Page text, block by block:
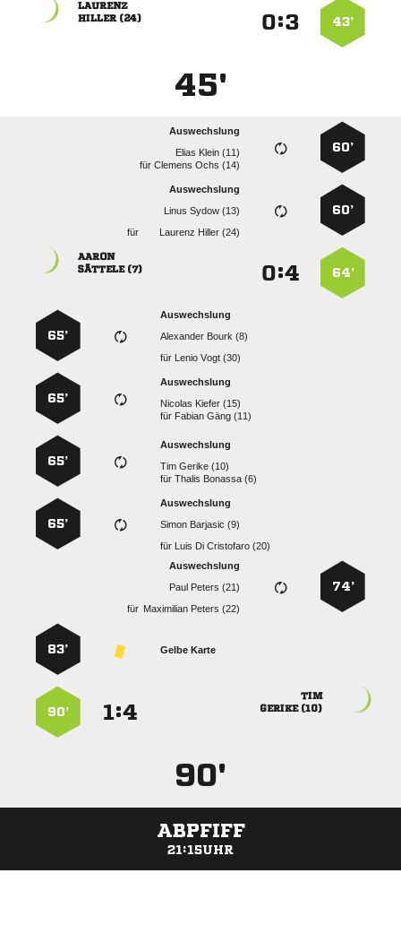
43’
:

 
45'
60’
Auswechslung
  
für  
60’
Auswechslung
  
für
  
64’
:

 
Auswechslung
  
für   
65’
Auswechslung
  
für   
65’
Auswechslung
  
für  
65’
Auswechslung
  
für    
65’
74’
Auswechslung
  
für   
Gelbe Karte
83’

 
:
90’
90'
ABPFIFF
21:15UHR